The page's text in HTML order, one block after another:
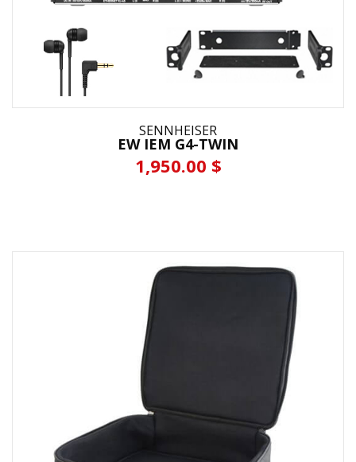
SENNHEISER
EW IEM G4-TWIN
1,950.00 $